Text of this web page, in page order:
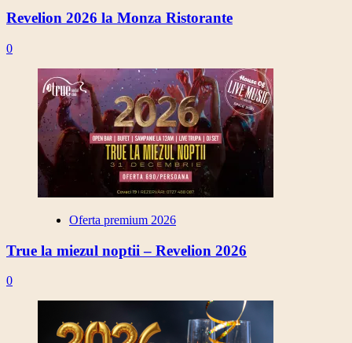
Revelion 2026 la Monza Ristorante
0
Oferta premium 2026
True la miezul noptii – Revelion 2026
0